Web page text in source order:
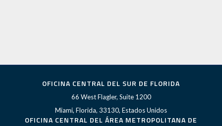
OFICINA CENTRAL DEL SUR DE FLORIDA
66 West Flagler, Suite 1200
Miami, Florida, 33130, Estados Unidos
OFICINA CENTRAL DEL ÁREA METROPOLITANA DE